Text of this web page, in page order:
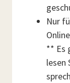
Nur
** Es
lesen